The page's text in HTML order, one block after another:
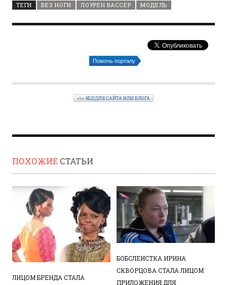
ТЕГИ
БЕЗ НОГИ ЛОУРЕН ВАССЕР МОДЕЛЬ
Помочь порталу
<\> КОД ДЛЯ САЙТА ИЛИ БЛОГА
ПОХОЖИЕ СТАТЬИ
ЛИЦОМ БРЕНДА СТАЛА
БОБСЛЕИСТКА ИРИНА
СКВОРЦОВА СТАЛА ЛИЦОМ
ПРИЛОЖЕНИЯ ДЛЯ